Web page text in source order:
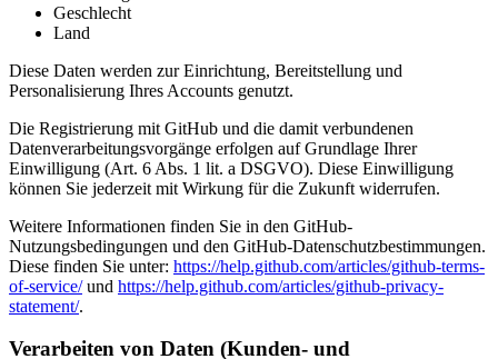
Geschlecht
Land
Diese Daten werden zur Einrichtung, Bereitstellung und
Personalisierung Ihres Accounts genutzt.
Die Registrierung mit GitHub und die damit verbundenen
Datenverarbeitungsvorgänge erfolgen auf Grundlage Ihrer
Einwilligung (Art. 6 Abs. 1 lit. a DSGVO). Diese Einwilligung
können Sie jederzeit mit Wirkung für die Zukunft widerrufen.
Weitere Informationen finden Sie in den GitHub-
Nutzungsbedingungen und den GitHub-Datenschutzbestimmungen.
Diese finden Sie unter: https://help.github.com/articles/github-terms-
of-service/und https://help.github.com/articles/github-privacy-
statement/.
Verarbeiten von Daten (Kunden- und